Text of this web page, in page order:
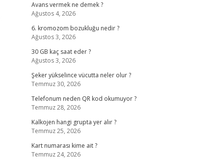
Avans vermek ne demek ?
Ağustos 4, 2026
6. kromozom bozukluğu nedir ?
Ağustos 3, 2026
30 GB kaç saat eder ?
Ağustos 3, 2026
Şeker yükselince vücutta neler olur ?
Temmuz 30, 2026
Telefonum neden QR kod okumuyor ?
Temmuz 28, 2026
Kalkojen hangi grupta yer alır ?
Temmuz 25, 2026
Kart numarası kime ait ?
Temmuz 24, 2026